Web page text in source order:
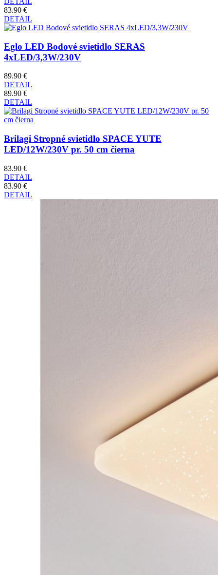
83.90 €
DETAIL
Eglo LED Bodové svietidlo SERAS
4xLED/3,3W/230V
89.90 €
DETAIL
89.90 €
DETAIL
Brilagi Stropné svietidlo SPACE YUTE
LED/12W/230V pr. 50 cm čierna
83.90 €
DETAIL
83.90 €
DETAIL